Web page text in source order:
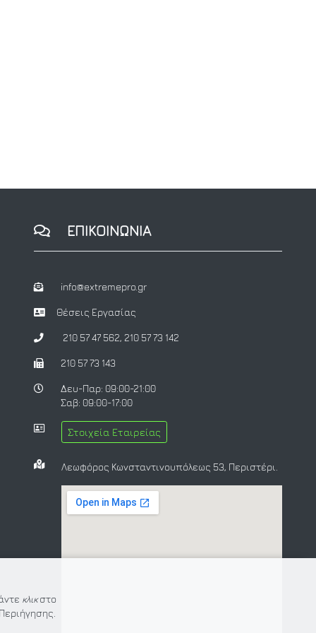
κλικστο
ΕΠΙΚΟΙΝΩΝΙΑ
info@extremepro.gr
Θέσεις Εργασίας
210 57 47 562, 210 57 73 142
210 57 73 143
Δευ-Παρ: 09:00-21:00
Σαβ: 09:00-17:00
Στοιχεία Εταιρείας
Λεωφόρος Κωνσταντινουπόλεως 53, Περιστέρι.